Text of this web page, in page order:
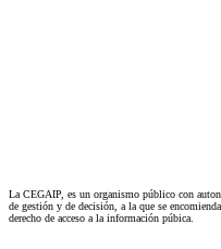
La CEGAIP, es un organismo público con
de gestión y de decisión, a la que se
derecho de acceso a la información púbica.